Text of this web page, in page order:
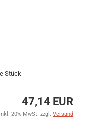
Stück
47,14 EUR
inkl. 20% MwSt. zzgl. Versand